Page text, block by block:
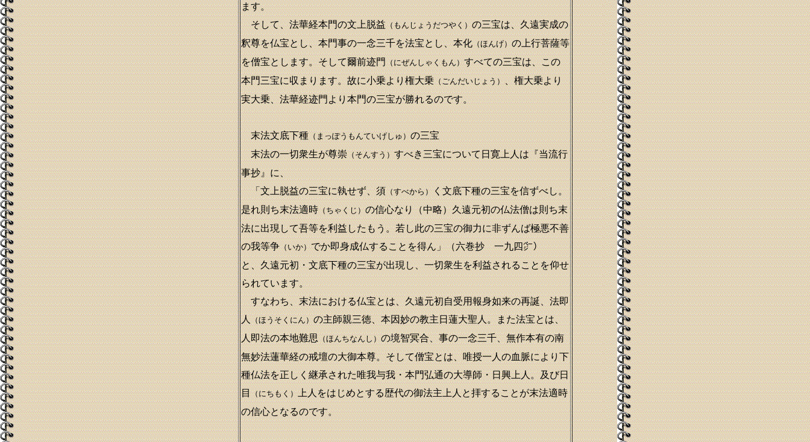
ます。
そして、法華経本門の文上脱益（もんじょうだつやく）の三宝は、久遠実成の
釈尊を仏宝とし、本門事の一念三千を法宝とし、本化（ほんげ）の上行菩薩等
を僧宝とします。そして爾前迹門（にぜんしゃくもん）すべての三宝は、この
本門三宝に収まります。故に小乗より権大乗（ごんだいじょう）、権大乗より
実大乗、法華経迹門より本門の三宝が勝れるのです。
末法文底下種（まっぽうもんていげしゅ）の三宝
末法の一切衆生が尊崇（そんすう）すべき三宝について日寛上人は『当流行
事抄』に、
「文上脱益の三宝に執せず、須（すべから）く文底下種の三宝を信ずべし。
是れ則ち末法適時（ちゃくじ）の信心なり（中略）久遠元初の仏法僧は則ち末
法に出現して吾等を利益したもう。若し此の三宝の御力に非ずんば極悪不善
の我等争（いか）でか即身成仏することを得ん」（六巻抄 一九四㌻）
と、久遠元初・文底下種の三宝が出現し、一切衆生を利益されることを仰せ
られています。
すなわち、末法における仏宝とは、久遠元初自受用報身如来の再誕、法即
人（ほうそくにん）の主師親三徳、本因妙の教主日蓮大聖人。また法宝とは、
人即法の本地難思（ほんちなんし）の境智冥合、事の一念三千、無作本有の南
無妙法蓮華経の戒壇の大御本尊。そして僧宝とは、唯授一人の血脈により下
種仏法を正しく継承された唯我与我・本門弘通の大導師・日興上人。及び日
目（にちもく）上人をはじめとする歴代の御法主上人と拝することが末法適時
の信心となるのです。